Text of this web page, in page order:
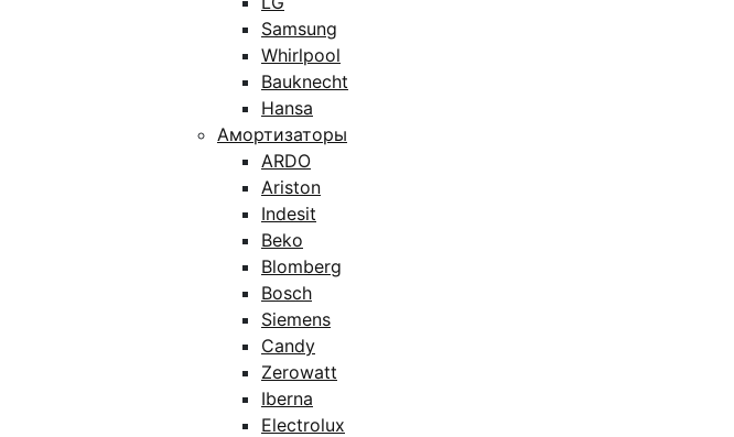
Samsung
Whirlpool
Bauknecht
Hansa
Амортизаторы
ARDO
Ariston
Indesit
Beko
Blomberg
Bosch
Siemens
Candy
Zerowatt
Iberna
Electrolux